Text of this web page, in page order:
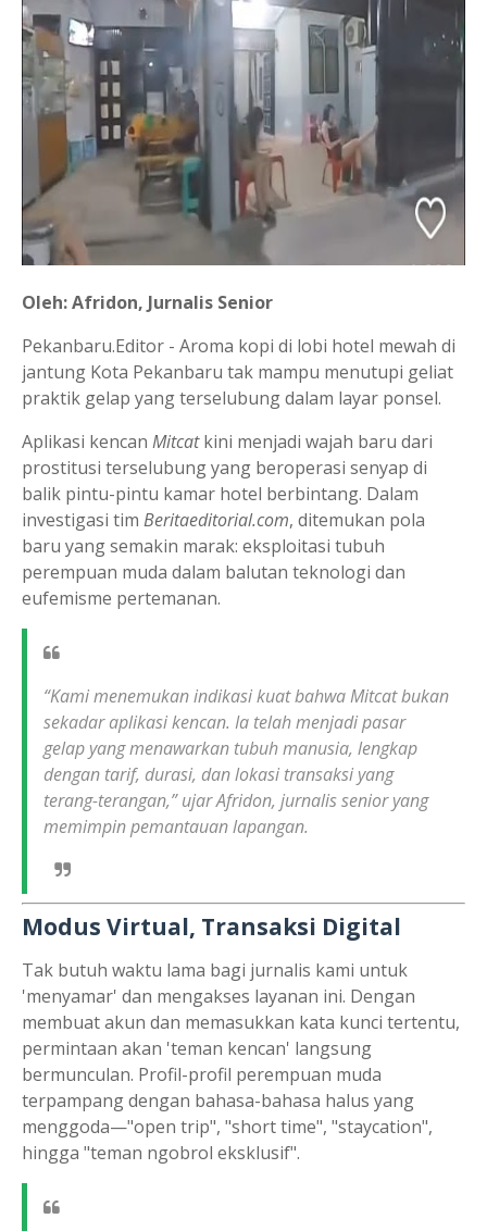
Oleh: Afridon, Jurnalis Senior
Pekanbaru.Editor - Aroma kopi di lobi hotel mewah di
jantung Kota Pekanbaru tak mampu menutupi geliat
praktik gelap yang terselubung dalam layar ponsel.
Aplikasi kencan Mitcatkini menjadi wajah baru dari
prostitusi terselubung yang beroperasi senyap di
balik pintu-pintu kamar hotel berbintang. Dalam
investigasi tim Beritaeditorial.com, ditemukan pola
baru yang semakin marak: eksploitasi tubuh
perempuan muda dalam balutan teknologi dan
eufemisme pertemanan.
“Kami menemukan indikasi kuat bahwa Mitcat bukan
sekadar aplikasi kencan. Ia telah menjadi pasar
gelap yang menawarkan tubuh manusia, lengkap
dengan tarif, durasi, dan lokasi transaksi yang
terang-terangan,” ujar Afridon, jurnalis senior yang
memimpin pemantauan lapangan.
Modus Virtual, Transaksi Digital
Tak butuh waktu lama bagi jurnalis kami untuk
'menyamar' dan mengakses layanan ini. Dengan
membuat akun dan memasukkan kata kunci tertentu,
permintaan akan 'teman kencan' langsung
bermunculan. Profil-profil perempuan muda
terpampang dengan bahasa-bahasa halus yang
menggoda—"open trip", "short time", "staycation",
hingga "teman ngobrol eksklusif".